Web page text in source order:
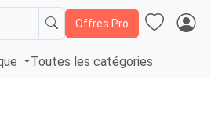
Offres Pro
Toutes les catégories